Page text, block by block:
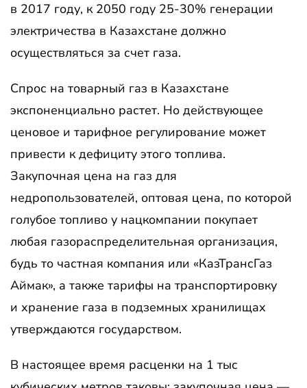
в 2017 году, к 2050 году 25-30% генерации
электричества в Казахстане должно
осуществляться за счет газа.
Спрос на товарный газ в Казахстане
экспоненциально растет. Но действующее
ценовое и тарифное регулирование может
привести к дефициту этого топлива.
Закупочная цена на газ для
недропользователей, оптовая цена, по которой
голубое топливо у нацкомпании покупает
любая газораспределительная организация,
будь то частная компания или «КазТрансГаз
Аймак», а также тарифы на транспортировку
и хранение газа в подземных хранилищах
утверждаются государством.
В настоящее время расценки на 1 тыс